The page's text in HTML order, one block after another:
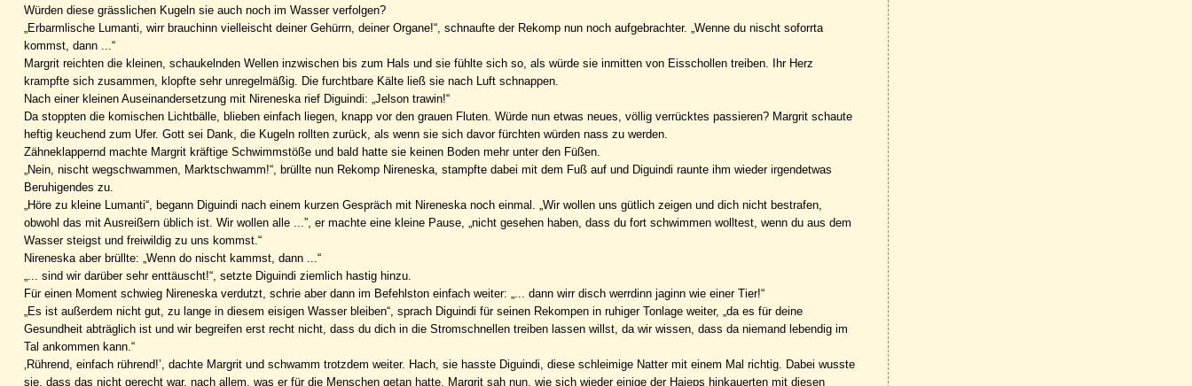
Würden diese grässlichen Kugeln sie auch noch im Wasser verfolgen?
„Erbarmlische Lumanti, wirr brauchinn vielleischt deiner Gehürrn, deiner Organe!“, schnaufte der Rekomp nun noch aufgebrachter. „Wenne du nischt soforrta
kommst, dann ...“
Margrit reichten die kleinen, schaukelnden Wellen inzwischen bis zum Hals und sie fühlte sich so, als würde sie inmitten von Eisschollen treiben. Ihr Herz
krampfte sich zusammen, klopfte sehr unregelmäßig. Die furchtbare Kälte ließ sie nach Luft schnappen.
Nach einer kleinen Auseinandersetzung mit Nireneska rief Diguindi: „Jelson trawin!“
Da stoppten die komischen Lichtbälle, blieben einfach liegen, knapp vor den grauen Fluten. Würde nun etwas neues, völlig verrücktes passieren? Margrit schaute
heftig keuchend zum Ufer. Gott sei Dank, die Kugeln rollten zurück, als wenn sie sich davor fürchten würden nass zu werden.
Zähneklappernd machte Margrit kräftige Schwimmstöße und bald hatte sie keinen Boden mehr unter den Füßen.
„Nein, nischt wegschwammen, Marktschwamm!“, brüllte nun Rekomp Nireneska, stampfte dabei mit dem Fuß auf und Diguindi raunte ihm wieder irgendetwas
Beruhigendes zu.
„Höre zu kleine Lumanti“, begann Diguindi nach einem kurzen Gespräch mit Nireneska noch einmal. „Wir wollen uns gütlich zeigen und dich nicht bestrafen,
obwohl das mit Ausreißern üblich ist. Wir wollen alle ...”, er machte eine kleine Pause, „nicht gesehen haben, dass du fort schwimmen wolltest, wenn du aus dem
Wasser steigst und freiwildig zu uns kommst.“
Nireneska aber brüllte: „Wenn do nischt kammst, dann ...“
„... sind wir darüber sehr enttäuscht!“, setzte Diguindi ziemlich hastig hinzu.
Für einen Moment schwieg Nireneska verdutzt, schrie aber dann im Befehlston einfach weiter: „... dann wirr disch werrdinn jaginn wie einer Tier!“
„Es ist außerdem nicht gut, zu lange in diesem eisigen Wasser bleiben“, sprach Diguindi für seinen Rekompen in ruhiger Tonlage weiter, „da es für deine
Gesundheit abträglich ist und wir begreifen erst recht nicht, dass du dich in die Stromschnellen treiben lassen willst, da wir wissen, dass da niemand lebendig im
Tal ankommen kann.“
‚Rührend, einfach rührend!’, dachte Margrit und schwamm trotzdem weiter. Hach, sie hasste Diguindi, diese schleimige Natter mit einem Mal richtig. Dabei wusste
sie, dass das nicht gerecht war, nach allem, was er für die Menschen getan hatte. Margrit sah nun, wie sich wieder einige der Hajeps hinkauerten mit diesen